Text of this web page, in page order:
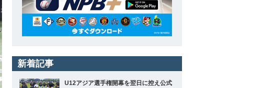
新着記事
U12アジア選手権開幕を翌日に控え公式